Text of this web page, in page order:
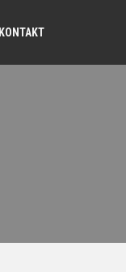
KONTAKT